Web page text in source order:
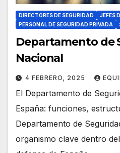
DIRECTORES DE SEGURIDAD
JEFES
PERSONAL DE SEGURIDAD PRIVADA
Departamento de
Nacional
4 FEBRERO, 2025
El Departamento de
España: funciones,
Departamento de
organismo clave dentro